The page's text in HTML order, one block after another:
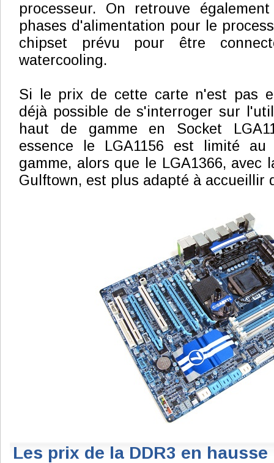
processeur. On retrouve
phases d'alimentation pour le
chipset prévu pour être
watercooling.
Si le prix de cette carte n'est pas
déjà possible de s'interroger sur
haut de gamme en Socket
essence le LGA1156 est limité
gamme, alors que le LGA1366, avec
Gulftown, est plus adapté à accueillir
Les prix de la DDR3 en hausse